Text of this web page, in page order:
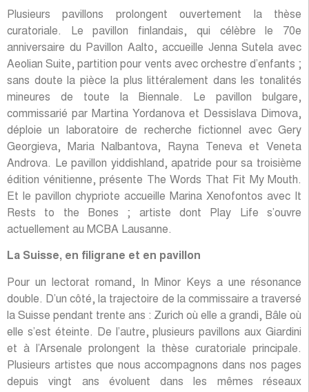
Plusieurs pavillons prolongent ouvertement la thèse
curatoriale. Le pavillon finlandais, qui célèbre le 70e
anniversaire du Pavillon Aalto, accueille Jenna Sutela avec
Aeolian Suite, partition pour vents avec orchestre d’enfants ;
sans doute la pièce la plus littéralement dans les tonalités
mineures de toute la Biennale. Le pavillon bulgare,
commissarié par Martina Yordanova et Dessislava Dimova,
déploie un laboratoire de recherche fictionnel avec Gery
Georgieva, Maria Nalbantova, Rayna Teneva et Veneta
Androva. Le pavillon yiddishland, apatride pour sa troisième
édition vénitienne, présente The Words That Fit My Mouth.
Et le pavillon chypriote accueille Marina Xenofontos avec It
Rests to the Bones ; artiste dont Play Life s’ouvre
actuellement au MCBA Lausanne.
La Suisse, en filigrane et en pavillon
Pour un lectorat romand, In Minor Keys a une résonance
double. D’un côté, la trajectoire de la commissaire a traversé
la Suisse pendant trente ans : Zurich où elle a grandi, Bâle où
elle s’est éteinte. De l’autre, plusieurs pavillons aux Giardini
et à l’Arsenale prolongent la thèse curatoriale principale.
Plusieurs artistes que nous accompagnons dans nos pages
depuis vingt ans évoluent dans les mêmes réseaux